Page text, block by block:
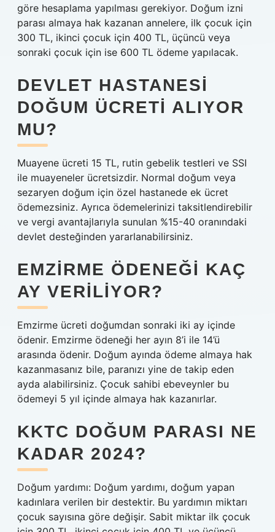
göre hesaplama yapılması gerekiyor. Doğum izni
parası almaya hak kazanan annelere, ilk çocuk için
300 TL, ikinci çocuk için 400 TL, üçüncü veya
sonraki çocuk için ise 600 TL ödeme yapılacak.
DEVLET HASTANESI
DOĞUM ÜCRETI ALIYOR
MU?
Muayene ücreti 15 TL, rutin gebelik testleri ve SSI
ile muayeneler ücretsizdir. Normal doğum veya
sezaryen doğum için özel hastanede ek ücret
ödemezsiniz. Ayrıca ödemelerinizi taksitlendirebilir
ve vergi avantajlarıyla sunulan %15-40 oranındaki
devlet desteğinden yararlanabilirsiniz.
EMZIRME ÖDENEĞI KAÇ
AY VERILIYOR?
Emzirme ücreti doğumdan sonraki iki ay içinde
ödenir. Emzirme ödeneği her ayın 8’i ile 14’ü
arasında ödenir. Doğum ayında ödeme almaya hak
kazanmasanız bile, paranızı yine de takip eden
ayda alabilirsiniz. Çocuk sahibi ebeveynler bu
ödemeyi 5 yıl içinde almaya hak kazanırlar.
KKTC DOĞUM PARASI NE
KADAR 2024?
Doğum yardımı: Doğum yardımı, doğum yapan
kadınlara verilen bir destektir. Bu yardımın miktarı
çocuk sayısına göre değişir. Sabit miktar ilk çocuk